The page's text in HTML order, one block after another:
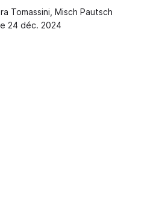
Tomassini, Misch Pautsch
24 déc. 2024